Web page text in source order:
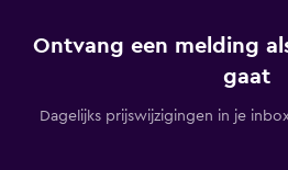
Ontvang een melding
gaat
Dagelijks prijswijzigingen in je